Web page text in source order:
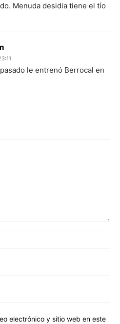
Menuda desidia tiene el tío
le entrenó Berrocal en
electrónico y sitio web en este